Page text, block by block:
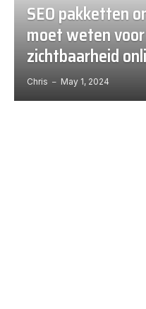
SEO pakketten
moet weten
zichtbaarheid
Chris May 1, 2024